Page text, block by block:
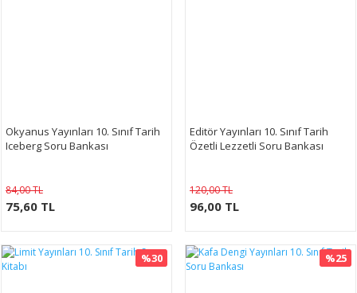
Okyanus Yayınları 10. Sınıf Tarih
Iceberg Soru Bankası
84,00 TL
75,60 TL
Editör Yayınları 10. Sınıf Tarih
Özetli Lezzetli Soru Bankası
120,00 TL
96,00 TL
%30 %25